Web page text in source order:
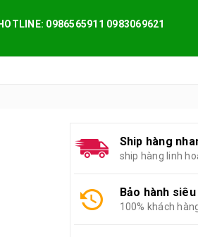
HOTLINE: 0986565911 0983069621
Ship hàng
ship hàng linh
Bảo hành
100% khách